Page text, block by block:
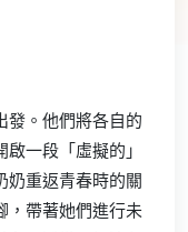
發。他們將各自的
一段「虛擬的」
奶重返青春時的關
，帶著她們進行未